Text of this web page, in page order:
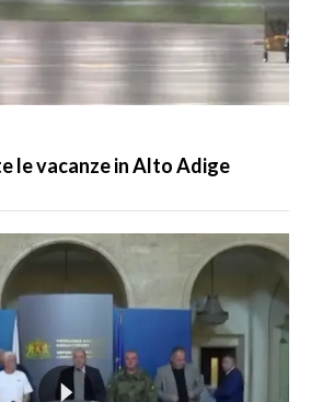
le vacanze in Alto Adige